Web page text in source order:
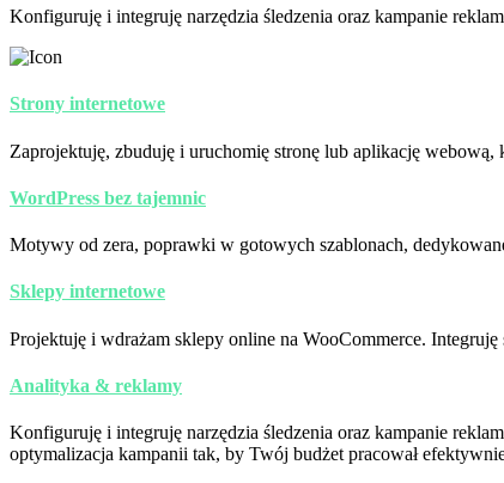
Konfiguruję i integruję narzędzia śledzenia oraz kampanie
Strony internetowe
Zaprojektuję, zbuduję i uruchomię stronę lub aplikację
WordPress bez tajemnic
Motywy od zera, poprawki w gotowych szablonach,
Sklepy internetowe
Projektuję i wdrażam sklepy online na WooCommerce. Integruję
Analityka & reklamy
Konfiguruję i integruję narzędzia śledzenia oraz kampanie
optymalizacja kampanii tak, by Twój budżet pracował